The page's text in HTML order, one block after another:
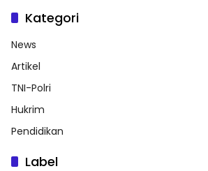
Kategori
News
Artikel
TNI-Polri
Hukrim
Pendidikan
Label